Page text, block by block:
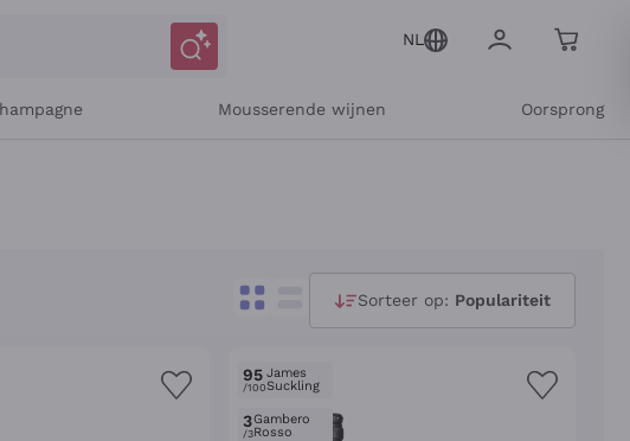
NL
Mousserende wijnen Oorsprong
Sorteer op: Populariteit
95
/100
James
Suckling
3
/3
Gambero
Rosso